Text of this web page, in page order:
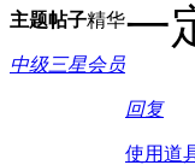
主题帖子精华
中级三星会员
一
回复
使用道